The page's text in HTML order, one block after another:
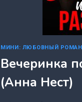
МИНИ: ЛЮБОВНЫЙ РОМАН
Вечеринка
(Анна Нест)